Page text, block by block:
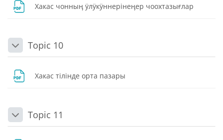
Хакас чонныӊ ӱлӱкӱннерінеӊер чоохтазығлар
DaraltTopic 10
Хакас тілінде орта пазары
DaraltTopic 11